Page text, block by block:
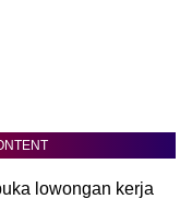
lowongan kerja